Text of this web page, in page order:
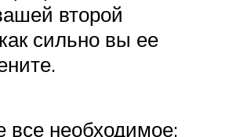
второй
сильно вы ее
все необходимое: